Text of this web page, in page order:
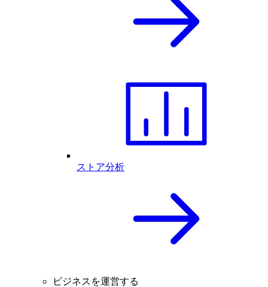
ストア分析
ビジネスを運営する